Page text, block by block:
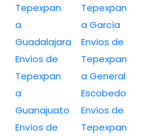
Tepexpan
a
Guadalajara
Envíos de
Tepexpan
a
Guanajuato
Envíos de
Tepexpan
a García
Envíos de
Tepexpan
a General
Escobedo
Envíos de
Tepexpan